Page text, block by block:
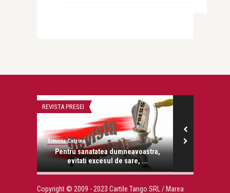
REVISTA PRESEI
Simona Catrina
Pentru sanatatea dumneavoastra,
evitati excesul de sare, ...
Copyright © 2009 - 2023 Cartile Tango SRL / Marea